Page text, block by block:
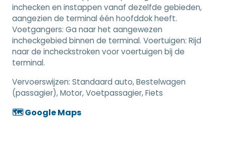
inchecken en instappen vanaf dezelfde gebieden,
aangezien de terminal één hoofddok heeft.
Voetgangers: Ga naar het aangewezen
incheckgebied binnen de terminal. Voertuigen: Rijd
naar de incheckstroken voor voertuigen bij de
terminal.
Vervoerswijzen: Standaard auto, Bestelwagen
(passagier), Motor, Voetpassagier, Fiets
🗺️ Google Maps